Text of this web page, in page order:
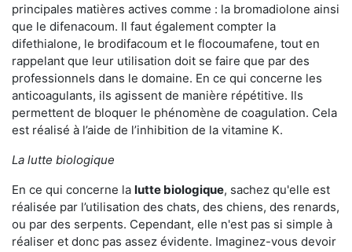
principales matières actives comme : la bromadiolone ainsi
que le difenacoum. Il faut également compter la
difethialone, le brodifacoum et le flocoumafene, tout en
rappelant que leur utilisation doit se faire que par des
professionnels dans le domaine. En ce qui concerne les
anticoagulants, ils agissent de manière répétitive. Ils
permettent de bloquer le phénomène de coagulation. Cela
est réalisé à l’aide de l’inhibition de la vitamine K.
La lutte biologique
En ce qui concerne la lutte biologique, sachez qu'elle est
réalisée par l’utilisation des chats, des chiens, des renards,
ou par des serpents. Cependant, elle n'est pas si simple à
réaliser et donc pas assez évidente. Imaginez-vous devoir